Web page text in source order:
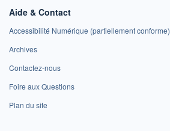
Aide & Contact
Accessibilité Numérique (partiellement conforme)
Archives
Contactez-nous
Foire aux Questions
Plan du site